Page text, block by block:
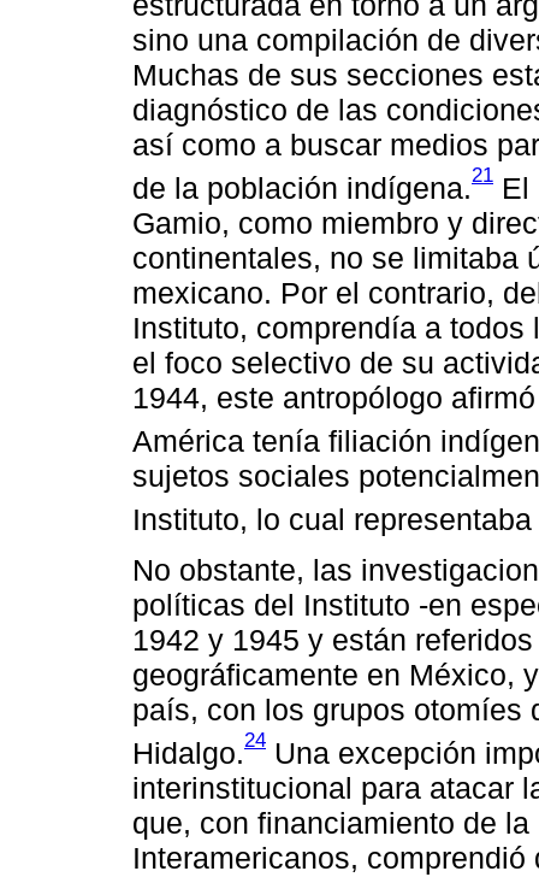
sino una compilación de
Muchas de sus secciones
diagnóstico de las
así como a buscar medios
de la población indígena.21 El
Gamio, como miembro y
continentales, no se limitaba
mexicano. Por el contrario,
Instituto, comprendía a
el foco selectivo de su
1944, este antropólogo
América tenía filiación
sujetos sociales
Instituto, lo cual
No obstante, las
políticas del Instituto -en
1942 y 1945 y están
geográficamente en México,
país, con los grupos otomíes
Hidalgo.24 Una excepción
interinstitucional para atacar
que, con financiamiento de
Interamericanos,